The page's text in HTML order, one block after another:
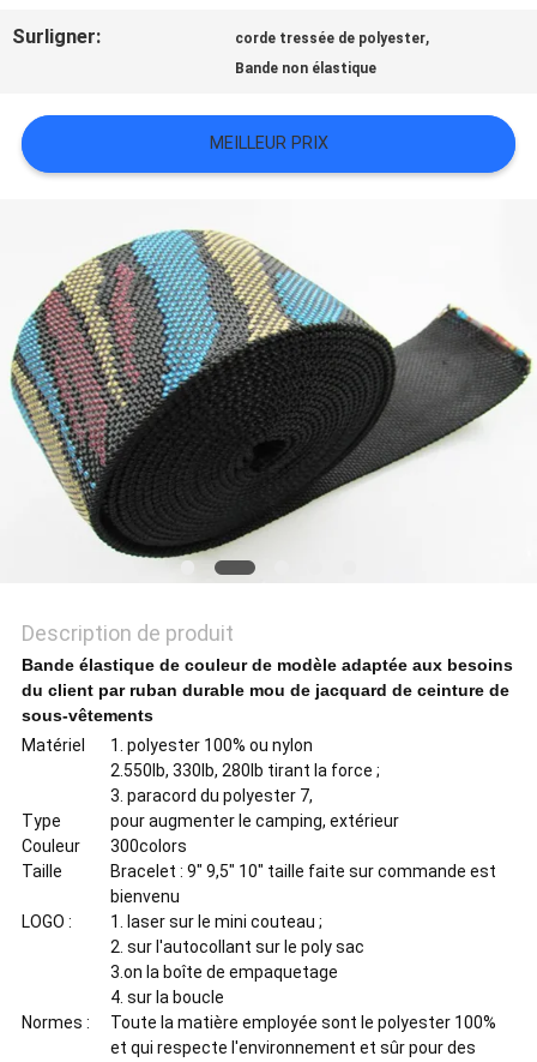
LES
VR
PLAN
DU
SITE
POLITIQUE
CONFIDENTIALITÉ
Surligner: corde tressée de polyester,
Bande non élastique
MEILLEUR PRIX
Description de produit
Bande élastique de couleur de modèle adaptée aux besoins
du client par ruban durable mou de jacquard de ceinture de
sous-vêtements
Matériel
1. polyester 100% ou nylon
2.550lb, 330lb, 280lb tirant la force ;
3. paracord du polyester 7,
Type
pour augmenter le camping, extérieur
Couleur
300colors
Taille
Bracelet : 9" 9,5" 10" taille faite sur commande est
bienvenu
LOGO :
1. laser sur le mini couteau ;
2. sur l'autocollant sur le poly sac
3.on la boîte de empaquetage
4. sur la boucle
Normes :
Toute la matière employée sont le polyester 100%
et qui respecte l'environnement et sûr pour des